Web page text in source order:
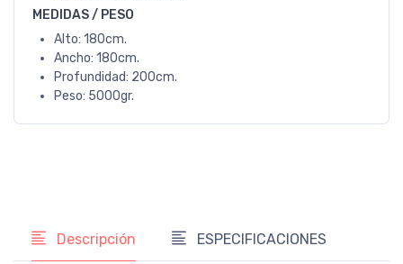
MEDIDAS / PESO
Alto: 180cm.
Ancho: 180cm.
Profundidad: 200cm.
Peso: 5000gr.
Descripción ESPECIFICACIONES